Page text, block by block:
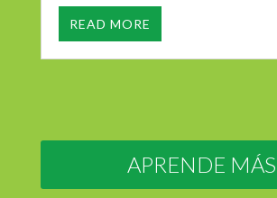
READ MORE
APRENDE MÁS